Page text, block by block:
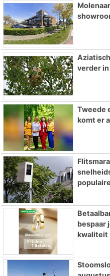
verder
Tweede
komt er
bespaar
kwaliteit